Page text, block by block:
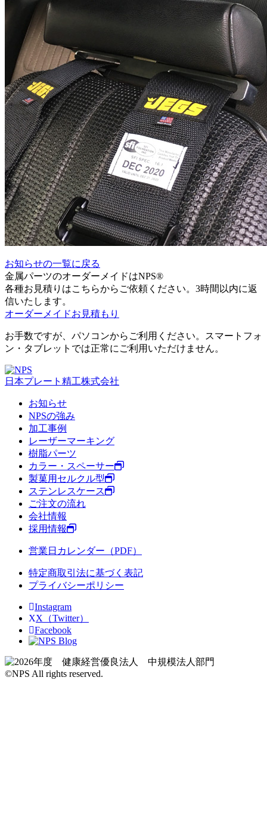
お知らせの一覧に戻る
金属パーツのオーダーメイドはNPS®
各種お見積りはこちらからご依頼ください。3時間以内に返
信いたします。
オーダーメイドお見積もり
お手数ですが、パソコンからご利用ください。スマートフォ
ン・タブレットでは正常にご利用いただけません。
日本プレート精工株式会社
お知らせ
NPSの強み
加工事例
レーザーマーキング
樹脂パーツ
カラー・スペーサー
製菓用セルクル型
ステンレスケース
ご注文の流れ
会社情報
採用情報
営業日カレンダー（PDF）
特定商取引法に基づく表記
プライバシーポリシー
Instagram
X（Twitter）
Facebook
Blog
©NPS All rights reserved.